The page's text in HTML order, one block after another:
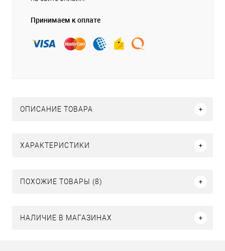
Принимаем к оплате
ОПИСАНИЕ ТОВАРА
ХАРАКТЕРИСТИКИ
ПОХОЖИЕ ТОВАРЫ (8)
НАЛИЧИЕ В МАГАЗИНАХ